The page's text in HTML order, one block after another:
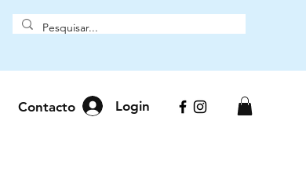
Contacto Login